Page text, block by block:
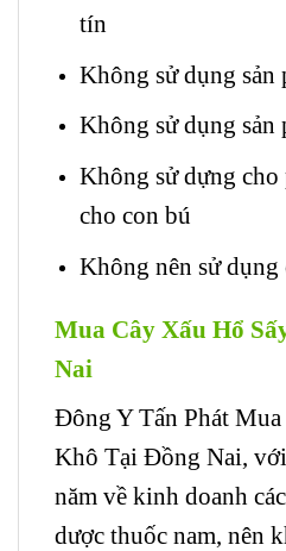
tín
Không sử dụng sản
Không sử dụng sản
Không sử dựng cho
cho con bú
Không nên sử dụng
Mua Cây Xấu Hổ
Nai
Đông Y Tấn Phát
Khô Tại Đồng Nai,
năm về kinh doanh
dược thuốc nam, nên